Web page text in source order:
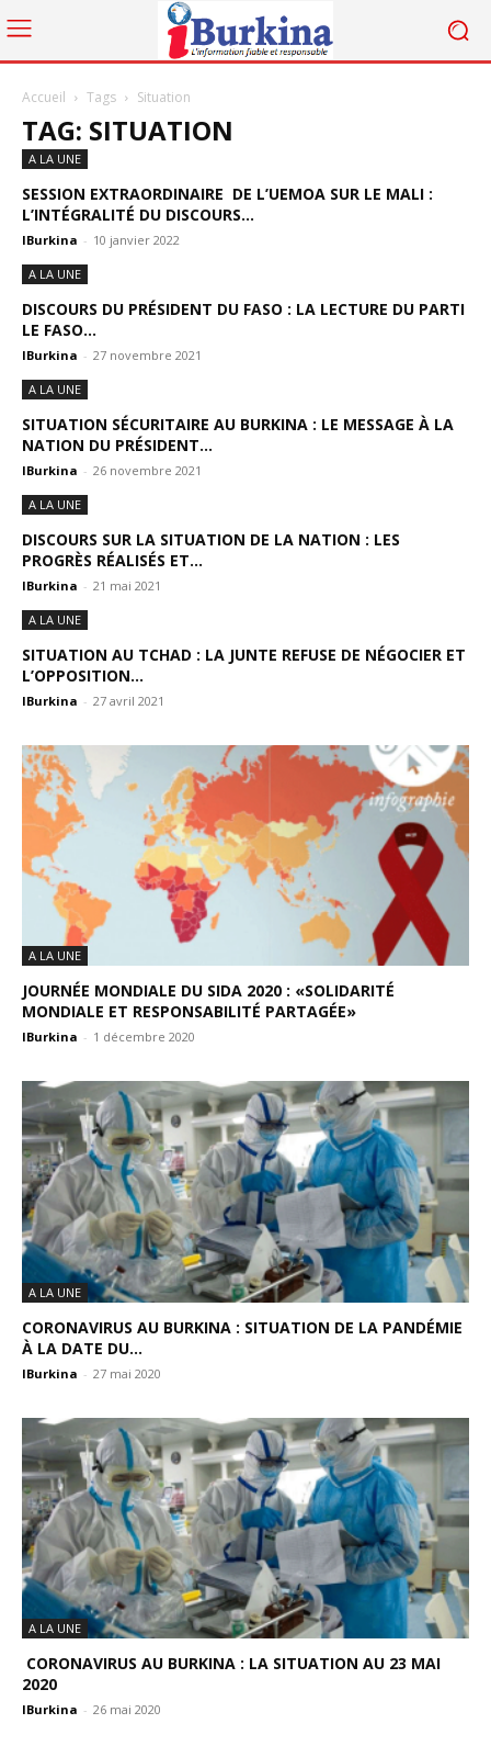
Accueil Tags Situation
TAG: SITUATION
A LA UNE
SESSION EXTRAORDINAIRE DE L’UEMOA SUR LE MALI :
L’INTÉGRALITÉ DU DISCOURS...
IBurkina - 10 janvier 2022
A LA UNE
DISCOURS DU PRÉSIDENT DU FASO : LA LECTURE DU PARTI
LE FASO...
IBurkina - 27 novembre 2021
A LA UNE
SITUATION SÉCURITAIRE AU BURKINA : LE MESSAGE À LA
NATION DU PRÉSIDENT...
IBurkina - 26 novembre 2021
A LA UNE
DISCOURS SUR LA SITUATION DE LA NATION : LES
PROGRÈS RÉALISÉS ET...
IBurkina - 21 mai 2021
A LA UNE
SITUATION AU TCHAD : LA JUNTE REFUSE DE NÉGOCIER ET
L’OPPOSITION...
IBurkina - 27 avril 2021
A LA UNE
JOURNÉE MONDIALE DU SIDA 2020 : «SOLIDARITÉ
MONDIALE ET RESPONSABILITÉ PARTAGÉE»
IBurkina - 1 décembre 2020
A LA UNE
CORONAVIRUS AU BURKINA : SITUATION DE LA PANDÉMIE
À LA DATE DU...
IBurkina - 27 mai 2020
A LA UNE
CORONAVIRUS AU BURKINA : LA SITUATION AU 23 MAI
2020
IBurkina - 26 mai 2020